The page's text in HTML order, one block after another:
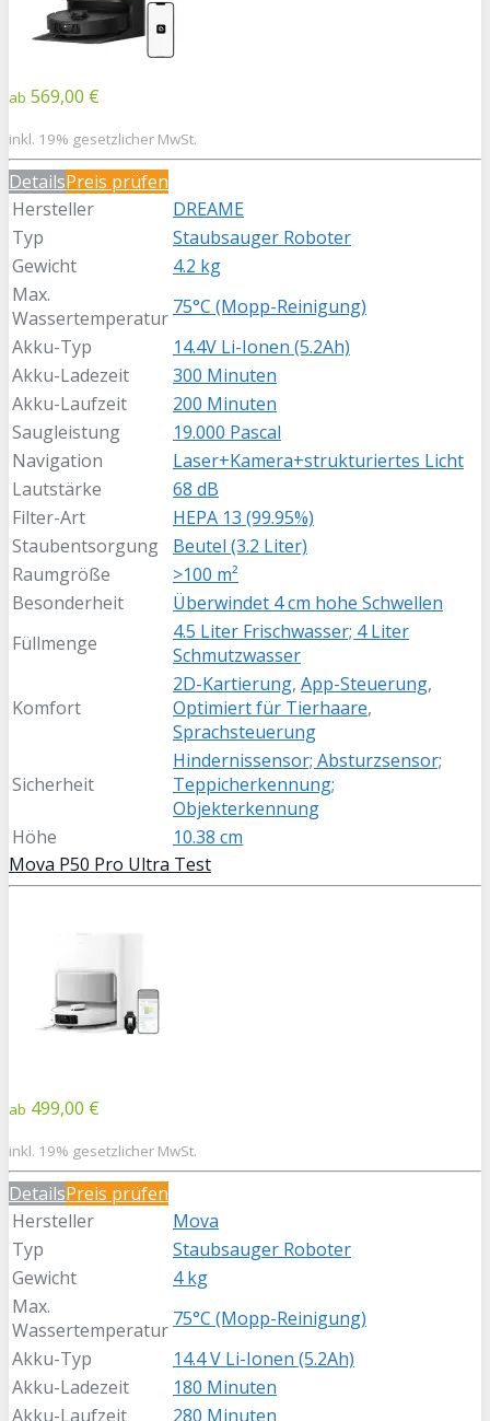
ab 569,00 €
inkl. 19% gesetzlicher MwSt.
DetailsPreis prüfen
Hersteller
DREAME
Typ
Staubsauger Roboter
Gewicht
4.2 kg
Max.
Wassertemperatur 75°C (Mopp-Reinigung)
Akku-Typ
14.4V Li-Ionen (5.2Ah)
Akku-Ladezeit
300 Minuten
Akku-Laufzeit
200 Minuten
Saugleistung
19.000 Pascal
Navigation
Laser+Kamera+strukturiertes Licht
Lautstärke
68 dB
Filter-Art
HEPA 13 (99.95%)
Staubentsorgung
Beutel (3.2 Liter)
Raumgröße
>100 m²
Besonderheit
Überwindet 4 cm hohe Schwellen
Füllmenge
4.5 Liter Frischwasser; 4 Liter
Schmutzwasser
Komfort
2D-Kartierung, App-Steuerung,
Optimiert für Tierhaare,
Sprachsteuerung
Sicherheit
Hindernissensor; Absturzsensor;
Teppicherkennung;
Objekterkennung
Höhe
10.38 cm
Mova P50 Pro Ultra Test
ab 499,00 €
inkl. 19% gesetzlicher MwSt.
DetailsPreis prüfen
Hersteller
Mova
Typ
Staubsauger Roboter
Gewicht
4 kg
Max.
Wassertemperatur 75°C (Mopp-Reinigung)
Akku-Typ
14.4 V Li-Ionen (5.2Ah)
Akku-Ladezeit
180 Minuten
Akku-Laufzeit
280 Minuten